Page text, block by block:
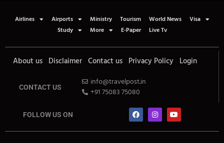
Airlines Airports Ministry Tourism World News
Visa
Study
More E-Paper Live Tv
About us Disclaimer Contact us Privacy Policy Login
CONTACT US
info@travelpost.in
+91 75083 75080
FOLLOW US ON